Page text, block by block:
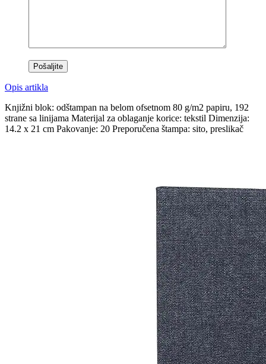
Opis artikla
Knjižni blok: odštampan na belom ofsetnom 80 g/m2 papiru, 192
strane sa linijama Materijal za oblaganje korice: tekstil Dimenzija:
14.2 x 21 cm Pakovanje: 20 Preporučena štampa: sito, preslikač